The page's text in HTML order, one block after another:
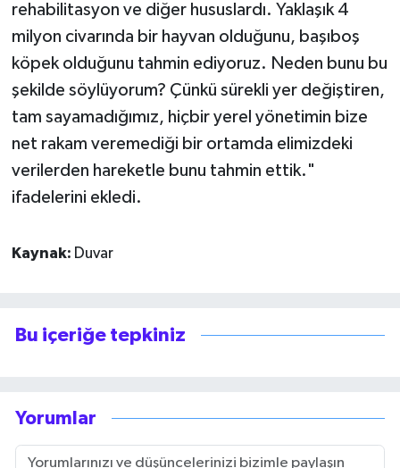
rehabilitasyon ve diğer hususlardı. Yaklaşık 4
milyon civarında bir hayvan olduğunu, başıboş
köpek olduğunu tahmin ediyoruz. Neden bunu bu
şekilde söylüyorum? Çünkü sürekli yer değiştiren,
tam sayamadığımız, hiçbir yerel yönetimin bize
net rakam veremediği bir ortamda elimizdeki
verilerden hareketle bunu tahmin ettik."
ifadelerini ekledi.
Kaynak: Duvar
Bu içeriğe tepkiniz
Yorumlar